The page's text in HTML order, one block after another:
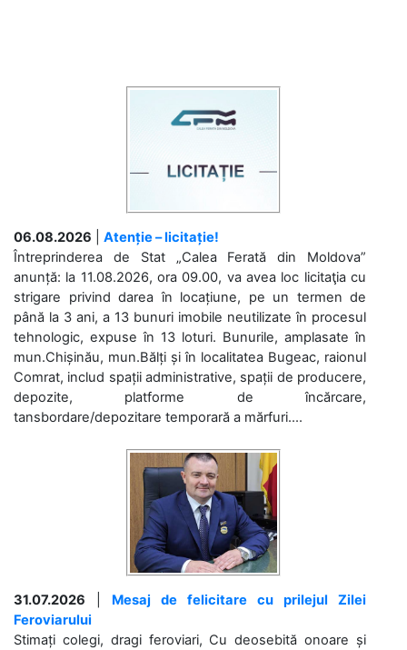
06.08.2026
Atenție – licitație!
Întreprinderea de Stat „Calea Ferată din Moldova”
anunță: la 11.08.2026, ora 09.00, va avea loc licitaţia cu
strigare privind darea în locațiune, pe un termen de
până la 3 ani, a 13 bunuri imobile neutilizate în procesul
tehnologic, expuse în 13 loturi. Bunurile, amplasate în
mun.Chișinău, mun.Bălți și în localitatea Bugeac, raionul
Comrat, includ spații administrative, spații de producere,
depozite, platforme de încărcare,
tansbordare/depozitare temporară a mărfuri....
31.07.2026
Mesaj de felicitare cu prilejul Zilei
Feroviarului
Stimați colegi, dragi feroviari, Cu deosebită onoare și